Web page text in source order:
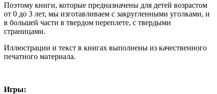
Поэтому книги, которые предназначены для детей возрастом
от 0 до 3 лет, мы изготавливаем с закругленными уголками, и
в большей части в твердом переплете, с твердыми
страницами.
Иллюстрации и текст в книгах выполнены из качественного
печатного материала.
Игры: